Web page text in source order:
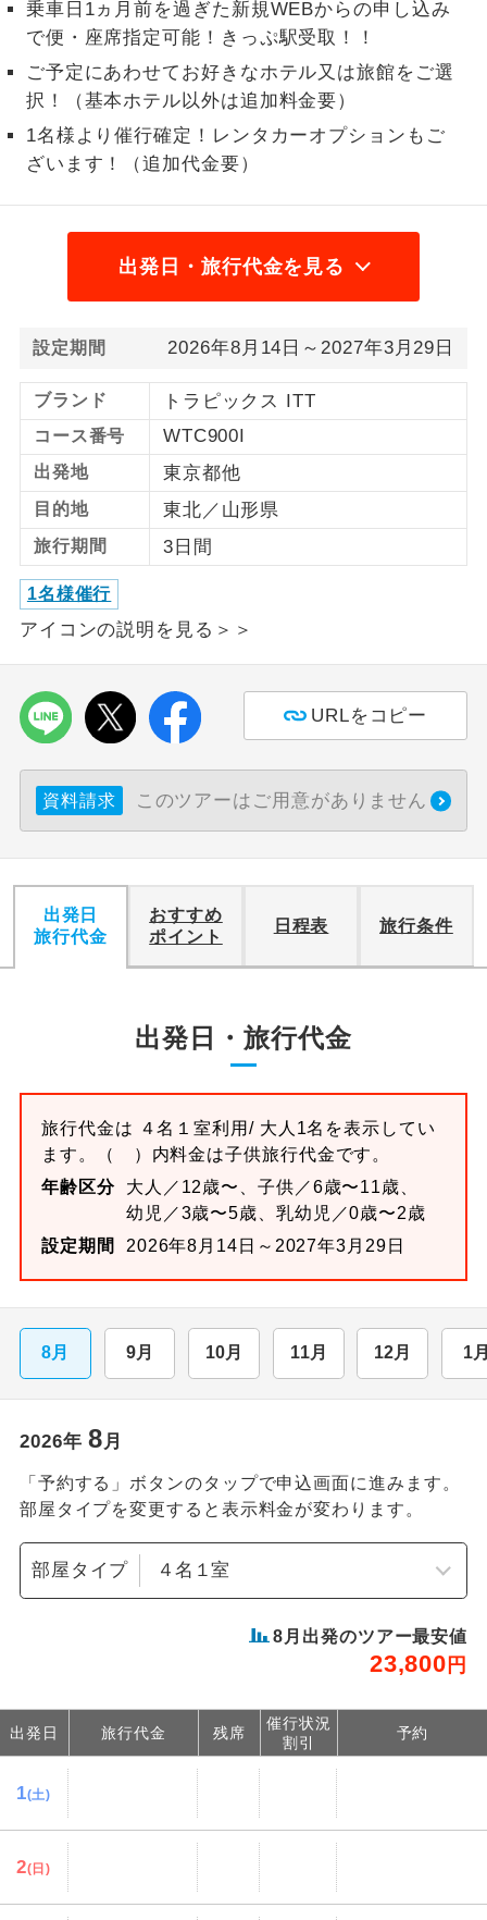
乗車日1ヵ月前を過ぎた新規WEBからの申し込み
で便・座席指定可能！きっぷ駅受取！！
ご予定にあわせてお好きなホテル又は旅館をご選
択！（基本ホテル以外は追加料金要）
1名様より催行確定！レンタカーオプションもご
ざいます！（追加代金要）
出発日・旅行代金を見る
設定期間 2026年8月14日～2027年3月29日
ブランド トラピックス ITT
コース番号 WTC900I
出発地 東京都他
目的地 東北／山形県
旅行期間 3日間
1名様催行
アイコンの説明を見る＞＞
URLをコピー
資料請求 このツアーはご用意がありません
出発日
旅行代金
おすすめ
ポイント
日程表 旅行条件
出発日・旅行代金
旅行代金は ４名１室利用/ 大人1名を表示してい
ます。
（ ）内料金は子供旅行代金です。
年齢区分
大人／12歳〜、子供／6歳〜11歳、
幼児／3歳〜5歳、乳幼児／0歳〜2歳
設定期間
2026年8月14日～2027年3月29日
8月 9月 10月 11月 12月 1
2026年 8月
「予約する」ボタンのタップで申込画面に進みます。
部屋タイプを変更すると表示料金が変わります。
部屋タイプ
8 月出発のツアー最安値
23,800 円
出発日 旅行代金 残席
催行状況
割引
予約
1(土)
2(日)
1名様催行
1名様から出発可能な個人型プランで
す。
2名様催行
2名様から出発可能な個人型プランで
す。
おひとり様参
加限定
おひとり様限定でご参加いただけるコー
スです。
ご夫婦限定
ご夫婦限定でご参加いただけるコースで
す。
年齢制限あり
ご参加にあたり年齢に制限があるコース
です。
航空会社指定
利用航空会社が指定なので、ご出発の計
画にとても便利です。
ホテル指定
ご紹介するホテルを指定したコースで
おひとり様バ
ス2席利用
す。